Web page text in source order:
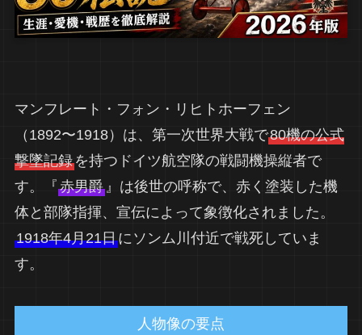
マンフレート・フォン・リヒトホーフェン
（1892〜1918）は、第一次世界大戦で80機の公式
撃墜記録を持つドイツ航空隊の戦闘機操縦者で
す。『赤男爵』は後世の呼称で、赤く塗装した機
体と部隊指揮、宣伝によって象徴化されました。
1918年4月21日にソンム川付近で戦死していま
す。
人物像の要点